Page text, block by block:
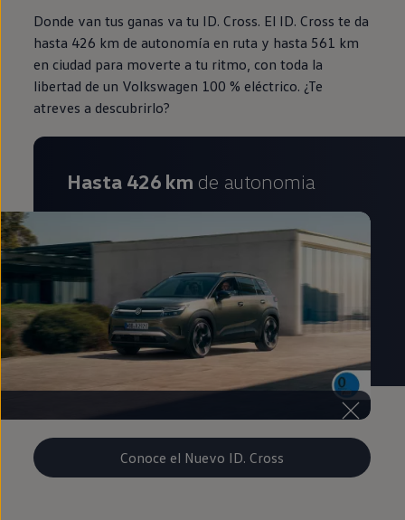
Donde van tus ganas va tu ID. Cross. El ID. Cross te da
hasta 426 km de autonomía en ruta y hasta 561 km
en ciudad para moverte a tu ritmo, con toda la
libertad de un Volkswagen 100 % eléctrico. ¿Te
atreves a descubrirlo?
Conoce el Nuevo ID. Cross
Hasta 426 km de autonomia